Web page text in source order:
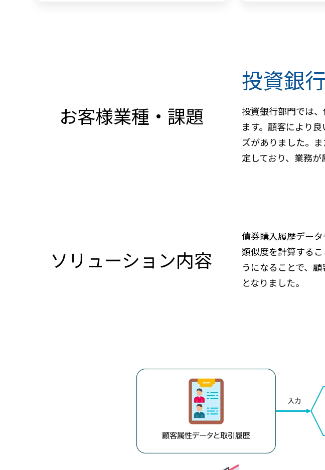
お客様業種・課題
投資銀
投資銀行部門では
ます。顧客により
ズがありました。
定しており、業務が
ソリューション内容
債券購入履歴デー
類似度を計算する
うになることで、
となりました。